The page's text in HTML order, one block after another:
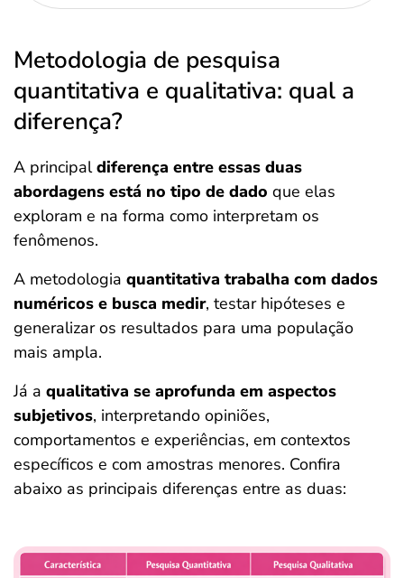
Metodologia de pesquisa
quantitativa e qualitativa: qual a
diferença?
A principaldiferença entre essas duas
abordagens está no tipo de dado que elas
exploram e na forma como interpretam os
fenômenos.
A metodologia quantitativa trabalha com dados
numéricos e busca medir, testar hipóteses e
generalizar os resultados para uma população
mais ampla.
Já a qualitativa se aprofunda em aspectos
subjetivos, interpretando opiniões,
comportamentos e experiências, em contextos
específicos e com amostras menores. Confira
abaixo as principais diferenças entre as duas: